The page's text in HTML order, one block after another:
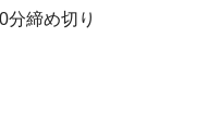
分締め切り